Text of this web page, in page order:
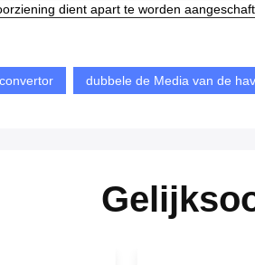
dient apart te worden aangeschaft.
dubbele de Media van de